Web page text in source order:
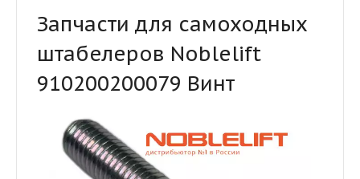
Запчасти для самоходных
штабелеров Noblelift
910200200079 Винт